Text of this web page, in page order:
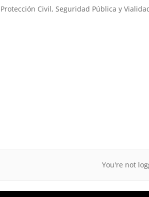
Protección Civil, Seguridad Pública y
You're not